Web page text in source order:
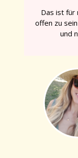
Das ist für
offen zu
und